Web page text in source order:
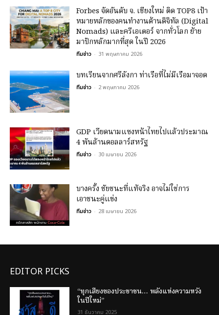
Forbes จัดอันดับ จ. เชียงใหม่ ติด TOP8 เป้า
หมายหลักของคนทำงานด้านดิจิทัล (Digital
Nomads) และครีเอเตอร์ จากทั่วโลก ย้าย
มาปักหลักมากที่สุด ในปี 2026
ทีมข่าว - 31 พฤษภาคม 2026
บทเรียนจากศรีลังกา ท่าเรือที่ไม่มีเรือมาจอด
ทีมข่าว - 2 พฤษภาคม 2026
GDP เวียดนามแซงหน้าไทยไปแล้วประมาณ
4 พันล้านดอลลาร์สหรัฐ
ทีมข่าว - 30 เมษายน 2026
บางครั้ง ชัยชนะที่แท้จริง อาจไม่ใช่การ
เอาชนะคู่แข่ง
ทีมข่าว - 28 เมษายน 2026
EDITOR PICKS
“ทุกเสียงของประชาชน… พลังแห่งความหวัง
ในปีใหม่”
31 ธันวาคม 2025